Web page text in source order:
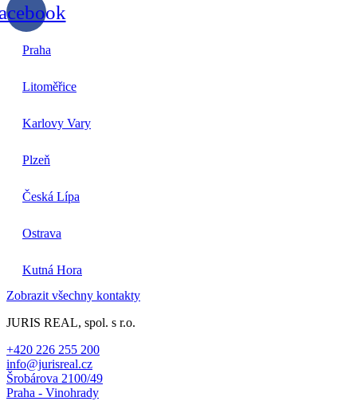
Praha
Litoměřice
Karlovy Vary
Plzeň
Česká Lípa
Ostrava
Kutná Hora
Zobrazit všechny kontakty
JURIS REAL, spol. s r.o.
+420 226 255 200
info@jurisreal.cz
Šrobárova 2100/49
Praha - Vinohrady